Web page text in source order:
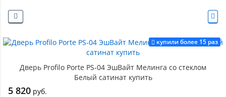
купили более 15 раз
Дверь Profilo Porte PS-04 ЭшВайт Мелинга со стеклом
Белый сатинат купить
5 820 руб.